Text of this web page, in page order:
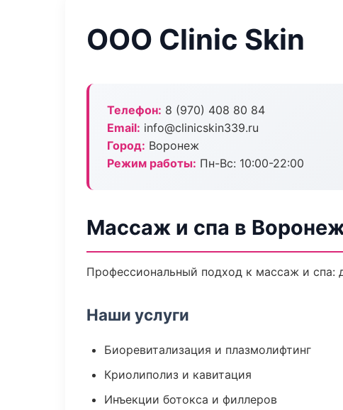
ООО Clinic Skin
Телефон: 8 (970) 408 80 84
Email: info@clinicskin339.ru
Город: Воронеж
Режим работы: Пн-Вс: 10:00-22:00
Массаж и спа в
Профессиональный подход к массаж и спа:
Наши услуги
Биоревитализация и плазмолифтинг
Криолиполиз и кавитация
Инъекции ботокса и филлеров